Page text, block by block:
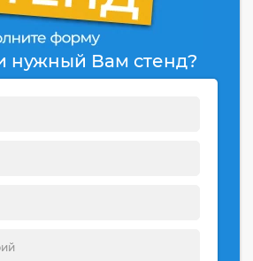
нужный Вам стенд?